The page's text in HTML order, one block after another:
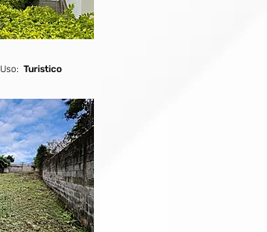
Turistico
Uso: